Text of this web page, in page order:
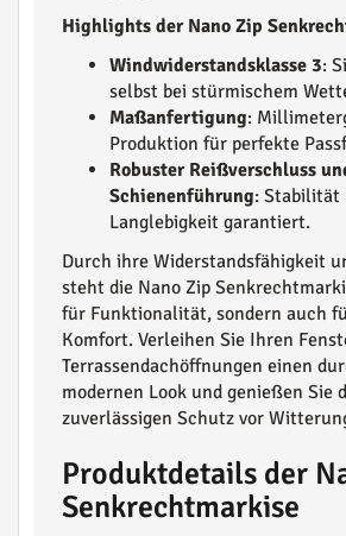
Highlights der Nano Zip
Windwiderstandsklasse 3:
selbst bei stürmischem
Maßanfertigung:
Produktion für perfekte
Robuster Reißverschluss
Schienenführung: Stabilität
Langlebigkeit garantiert.
Durch ihre Widerstandsfähigkeit
steht die Nano Zip
für Funktionalität, sondern auch
Komfort. Verleihen Sie Ihren
Terrassendachöffnungen einen
modernen Look und genießen Sie
zuverlässigen Schutz vor
Produktdetails der
Senkrechtmarkise